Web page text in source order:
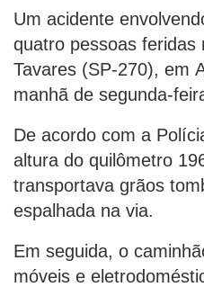
Um acidente
quatro pessoas feridas
Tavares (SP-270), em
manhã de segunda-
De acordo com a
altura do quilômetro
transportava grãos
espalhada na via.
Em seguida, o
móveis e